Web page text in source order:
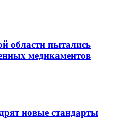
области пытались
медикаментов
новые стандарты